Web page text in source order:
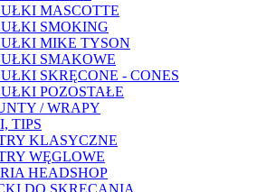
MASCOTTE
SMOKING
MIKE TYSON
SMAKOWE
SKRĘCONE - CONES
POZOSTAŁE
/ WRAPY
TIPS
KLASYCZNE
WĘGLOWE
HEADSHOP
DO SKRĘCANIA